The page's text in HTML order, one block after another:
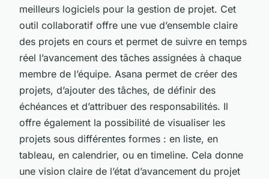
meilleurs logiciels pour la gestion de projet. Cet
outil collaboratif offre une vue d’ensemble claire
des projets en cours et permet de suivre en temps
réel l’avancement des tâches assignées à chaque
membre de l’équipe. Asana permet de créer des
projets, d’ajouter des tâches, de définir des
échéances et d’attribuer des responsabilités. Il
offre également la possibilité de visualiser les
projets sous différentes formes : en liste, en
tableau, en calendrier, ou en timeline. Cela donne
une vision claire de l’état d’avancement du projet